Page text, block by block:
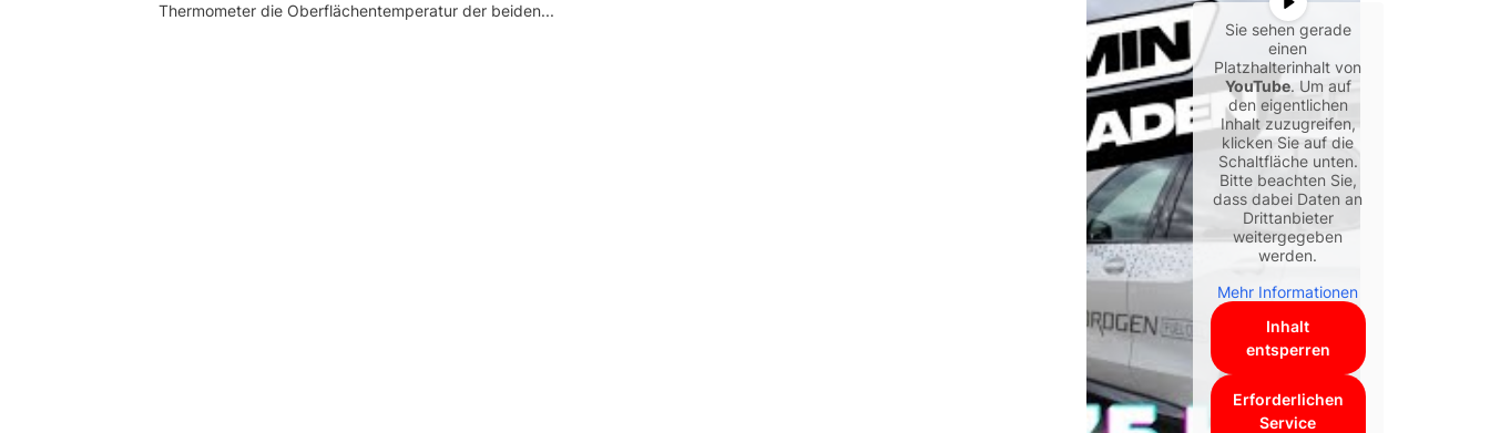
Thermometer die Oberflächentemperatur der beiden...
Sie sehen gerade
einen
Platzhalterinhalt von
YouTube. Um auf
den eigentlichen
Inhalt zuzugreifen,
klicken Sie auf die
Schaltfläche unten.
Bitte beachten Sie,
dass dabei Daten an
Drittanbieter
weitergegeben
werden.
Mehr Informationen
Inhalt
entsperren
Erforderlichen
Service